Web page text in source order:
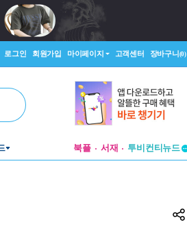
로그인 회원가입 마이페이지 고객센터 장바구니(0)
북플 서재
투비컨티뉴드